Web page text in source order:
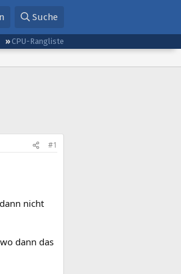
Suche
CPU-Rangliste
#1
nicht
dann das